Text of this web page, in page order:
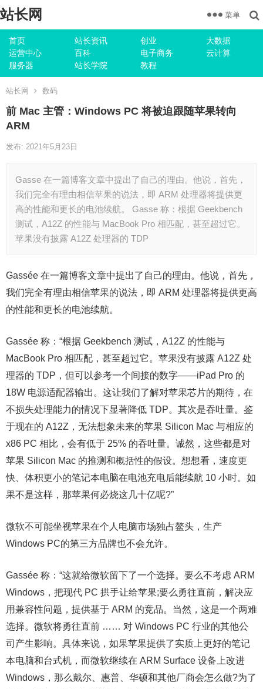
站长网
首页 站长资讯 创业
大数据
运营中心
百科 电子商务
云计算
服务器
站长学院 教程
菜单
站长网 数码
前 Mac 主管：Windows PC 将被迫跟随苹果转向
ARM
发布: 2021年5月23日
Gasse 在一篇博客文章中提出了自己的理由。他说，首先，
我们完全有理由相信苹果的说法，即 ARM 处理器将提供更
高的性能和更长的电池续航。 Gasse 称：根据 Geekbench
测试，A12Z 的性能与 MacBook Pro 相匹配，甚至超过它。
苹果没有披露 A12Z 处理器的 TDP
Gassée 在一篇博客文章中提出了自己的理由。他说，首先，
我们完全有理由相信苹果的说法，即 ARM 处理器将提供更高
的性能和更长的电池续航。
Gassée 称：“根据 Geekbench 测试，A12Z 的性能与
MacBook Pro 相匹配，甚至超过它。苹果没有披露 A12Z 处
理器的 TDP，但可以参考一个间接的数字——iPad Pro 的
18W 电源适配器输出。这让我们了解对苹果芯片的期待，在
不损失处理能力的情况下显著降低 TDP。其次是吞吐量。鉴
于现在的 A12Z，无法想象未来的苹果 Silicon Mac 与相应的
x86 PC 相比，会有低于 25% 的吞吐量。诚然，这些都是对
苹果 Silicon Mac 的推测和概括性的假设。想想看，速度更
快、体积更小的笔记本电脑在电池充电后能续航 10 小时。如
果不是这样，那苹果何必烧这几十亿呢?”
微软不可能坐视苹果在个人电脑市场独占鳌头，生产
Windows PC的第三方品牌也不会允许。
Gassée 称：“这就给微软留下了一个选择。要么不考虑 ARM
Windows，把现代 PC 拱手让给苹果;要么勇往直前，解决应
用兼容性问题，提供基于 ARM 的竞品。当然，这是一个两难
选择。微软将勇往直前 …… 对 Windows PC 行业的其他公
司产生影响。具体来说，如果苹果提供了实质上更好的笔记
本电脑和台式机，而微软继续在 ARM Surface 设备上改进
Windows，那么戴尔、惠普、华硕和其他厂商会怎么做?为了